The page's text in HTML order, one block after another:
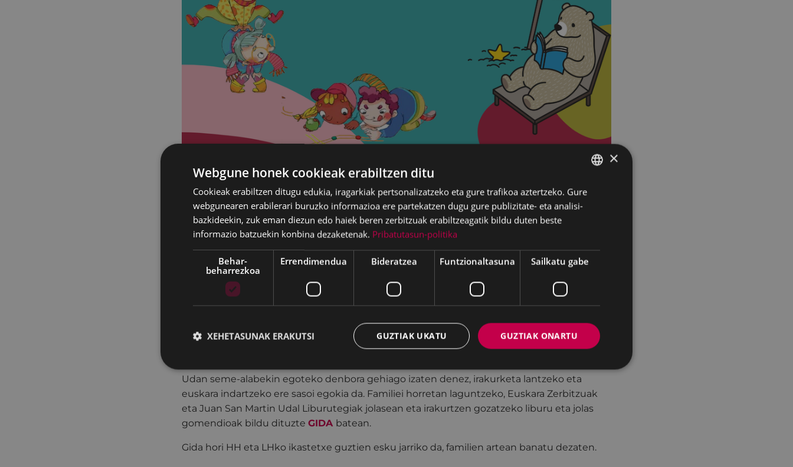
Euskara Zerbitzuak eta Juan San Martin Udal Liburutegiak opor garaian familian
Udan seme-alabekin egoteko denbora gehiago izaten denez, irakurketa lantzeko eta
euskara indartzeko ere sasoi egokia da. Familiei horretan laguntzeko, Euskara Zerbitzuak
eta Juan San Martin Udal Liburutegiak jolasean eta irakurtzen gozatzeko liburu eta jolas
gomendioak bildu dituzte GIDA batean.
Gida hori HH eta LHko ikastetxe guztien esku jarriko da, familien artean banatu dezaten.
BASQUE
SPANISH
×
Webgune honek cookieak erabiltzen ditu
Cookieak erabiltzen ditugu edukia, iragarkiak pertsonalizatzeko eta gure trafikoa aztertzeko. Gure
webgunearen erabilerari buruzko informazioa ere partekatzen dugu gure publizitate- eta analisi-
bazkideekin, zuk eman diezun edo haiek beren zerbitzuak erabiltzeagatik bildu duten beste
informazio batzuekin konbina dezaketenak. Pribatutasun-politika
Behar-
beharrezkoa
Errendimendua Bideratzea Funtzionaltasuna Sailkatu gabe
GUZTIAK ONARTU
GUZTIAK UKATU
XEHETASUNAK ERAKUTSI